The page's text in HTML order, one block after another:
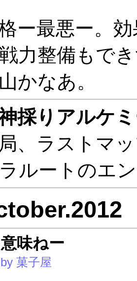
ー最悪ー。効
力整備もで
かなあ。
神採りアルケ
、ラストマ
ルートのエ
味ねー
菓子屋